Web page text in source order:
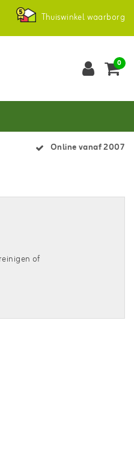
Thuiswinkel waarborg
0
Online vanaf 2007
of